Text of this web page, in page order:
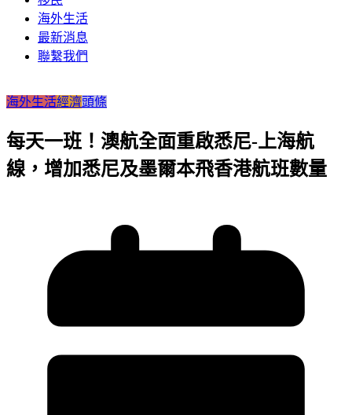
海外生活
最新消息
聯繫我們
海外生活經濟頭條
每天一班！澳航全面重啟悉尼-上海航
線，增加悉尼及墨爾本飛香港航班數量